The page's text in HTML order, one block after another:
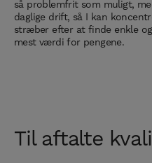
så problemfrit som muligt,
daglige drift, så I kan
stræber efter at finde enkle
mest værdi for pengene.
Til aftalte